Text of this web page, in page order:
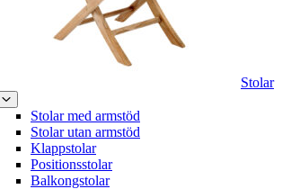
Stolar
Stolar med armstöd
Stolar utan armstöd
Klappstolar
Positionsstolar
Balkongstolar